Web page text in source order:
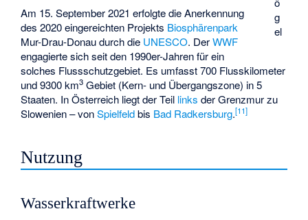
g
el
Am 15. September 2021 erfolgte die Anerkennung
des 2020 eingereichten Projekts Biosphärenpark
Mur-Drau-Donaudurch die UNESCO. DerWWF
engagierte sich seit den 1990er-Jahren für ein
solches Flussschutzgebiet. Es umfasst 700 Flusskilometer
und 9300 km3 Gebiet (Kern- und Übergangszone) in 5
Staaten. In Österreich liegt der Teil links der Grenzmur zu
Slowenien – vonSpielfeldbis Bad Radkersburg.[11]
Nutzung
Wasserkraftwerke